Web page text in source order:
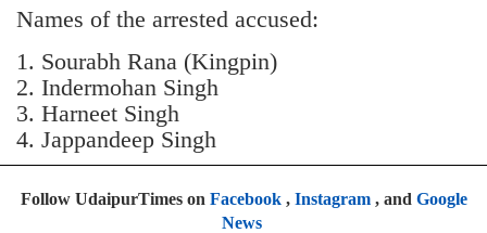
Names of the arrested accused:
1. Sourabh Rana (Kingpin)
2. Indermohan Singh
3. ⁠Harneet Singh
4. ⁠Jappandeep Singh
Follow UdaipurTimes on Facebook, Instagram, and Google
News